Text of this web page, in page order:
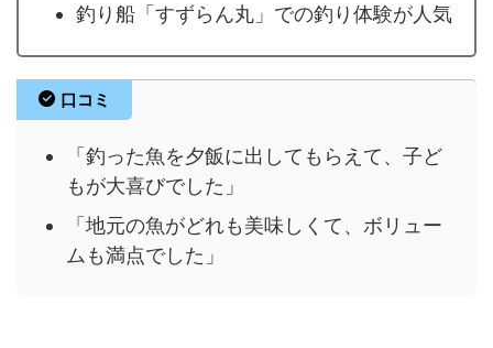
釣り船「すずらん丸」での釣り体験が人気
口コミ
「釣った魚を夕飯に出してもらえて、子ど
もが大喜びでした」
「地元の魚がどれも美味しくて、ボリュー
ムも満点でした」